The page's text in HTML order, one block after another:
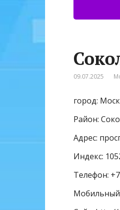
09.07.2025
город:
Район:
Адрес:
Индекс:
Телефон: